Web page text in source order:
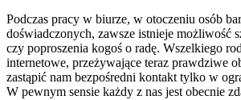
Podczas pracy w biurze, w otoczeniu osób
doświadczonych, zawsze istnieje możliwość
czy poproszenia kogoś o radę. Wszelkiego
internetowe, przeżywające teraz prawdziwe
zastąpić nam bezpośredni kontakt tylko w
W pewnym sensie każdy z nas jest obecnie